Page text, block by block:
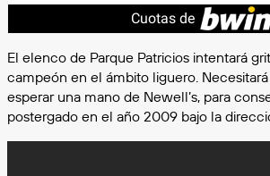
Cuotas de
El elenco de Parque Patricios intentará
campeón en el ámbito liguero.
esperar una mano de Newell’s, para
postergado en el año 2009 bajo la